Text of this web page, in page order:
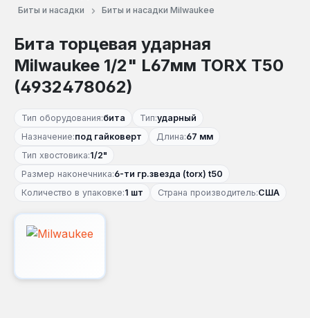
Биты и насадки
Биты и насадки Milwaukee
Бита торцевая ударная
Milwaukee 1/2" L67мм TORX T50
(4932478062)
Тип оборудования:бита Тип:ударный
Назначение:под гайковерт Длина:67 мм
Тип хвостовика:1/2"
Размер наконечника:6-ти гр.звезда (torx) t50
Количество в упаковке:1 шт Страна производитель:США